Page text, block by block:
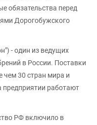
обязательства перед
Дорогобужского
- один из ведущих
в России. Поставки
чем 30 стран мира и
предприятии работают
РФ включило в